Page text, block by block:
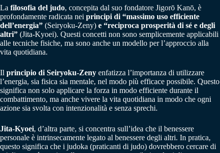
La filosofia del judo, concepita dal suo fondatore Jigorō Kanō, è
profondamente radicata nei principi di “massimo uso efficiente
dell’energia” (Seiryoku-Zeny) e “reciproca prosperità di sé e degli
altri” (Jita-Kyoei). Questi concetti non sono semplicemente applicabili
alle tecniche fisiche, ma sono anche un modello per l’approccio alla
vita quotidiana.
Il principio di Seiryoku-Zeny enfatizza l’importanza di utilizzare
l’energia, sia fisica sia mentale, nel modo più efficace possibile. Questo
significa non solo applicare la forza in modo efficiente durante il
combattimento, ma anche vivere la vita quotidiana in modo che ogni
azione sia svolta con intenzionalità e senza sprechi.
Jita-Kyoei, d’altra parte, si concentra sull’idea che il benessere
personale è intrinsecamente legato al benessere degli altri. In pratica,
questo significa che i judoka (praticanti di judo) dovrebbero cercare di